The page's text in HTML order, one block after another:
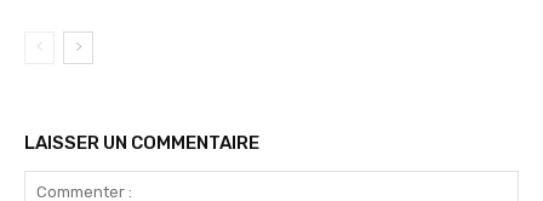
LAISSER UN COMMENTAIRE